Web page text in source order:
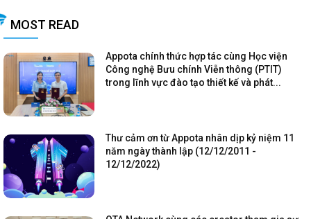
MOST READ
Appota chính thức hợp tác cùng Học viện
Công nghệ Bưu chính Viễn thông (PTIT)
trong lĩnh vực đào tạo thiết kế và phát...
Thư cảm ơn từ Appota nhân dịp kỷ niệm 11
năm ngày thành lập (12/12/2011 -
12/12/2022)